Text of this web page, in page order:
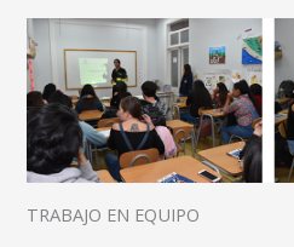
TRABAJO EN EQUIPO